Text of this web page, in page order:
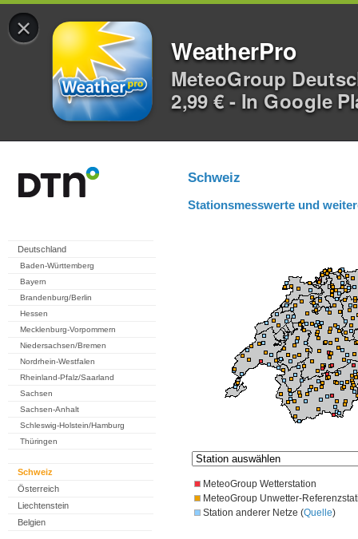
×
WeatherPro
MeteoGroup
2,99 € - In Google
Deutschland
Baden-Württemberg
Bayern
Brandenburg/Berlin
Hessen
Mecklenburg-Vorpommern
Niedersachsen/Bremen
Nordrhein-Westfalen
Rheinland-Pfalz/Saarland
Sachsen
Sachsen-Anhalt
Schleswig-Holstein/Hamburg
Thüringen
Schweiz
Österreich
Liechtenstein
Belgien
Schweiz
Stationsmesswerte und
MeteoGroup Wetterstation
MeteoGroup Unwetter-
Station anderer Netze (Quelle)